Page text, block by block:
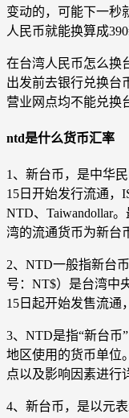
变动的，可能下一秒
人民币就能换算成390
在台湾人民币怎么换
出发前去银行兑换台
营业网点均不能兑换
ntd是什么货币汇率
1、新台币，是中华
15日开始发行流通，
NTD、Taiwandollar
湾的流通货币为新台
2、NTD一般指新台
号：NT$）是台湾中
15日起开始发售流通
3、NTD是指“新台币
地区使用的货币单位
点以及影响因素进行
4、新台币，是以元